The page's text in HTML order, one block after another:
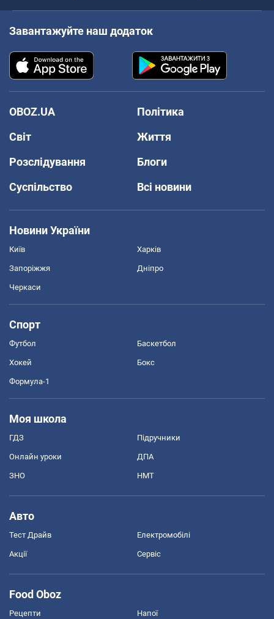
Завантажуйте наш додаток
OBOZ.UA
Політика
Світ
Життя
Розслідування
Блоги
Суспільство
Всі новини
Новини України
Київ Харків
Запоріжжя Дніпро
Черкаси
Спорт
Футбол Баскетбол
Хокей Бокс
Формула-1
Моя школа
ГДЗ Підручники
Онлайн уроки ДПА
ЗНО НМТ
Авто
Тест Драйв Електромобілі
Акції Сервіс
Food Oboz
Рецепти Напої